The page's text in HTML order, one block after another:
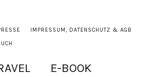
IMPRESSUM, DATENSCHUTZ & AGB
E-BOOK